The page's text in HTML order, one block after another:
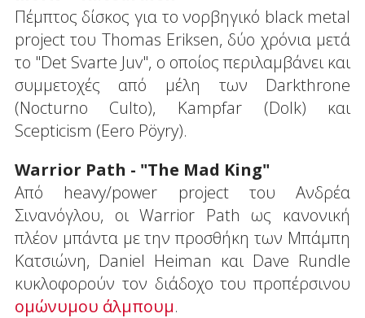
Πέμπτος δίσκος για το νορβηγικό black metal
project του Thomas Eriksen, δύο χρόνια μετά
το "Det Svarte Juv", ο οποίος περιλαμβάνει και
συμμετοχές από μέλη των Darkthrone
(Nocturno Culto), Kampfar (Dolk) και
Scepticism (Eero Pöyry).
Warrior Path - "The Mad King"
Από heavy/power project του Ανδρέα
Σινανόγλου, οι Warrior Path ως κανονική
πλέον μπάντα με την προσθήκη των Μπάμπη
Κατσιώνη, Daniel Heiman και Dave Rundle
κυκλοφορούν τον διάδοχο του προπέρσινου
ομώνυμου άλμπουμ.